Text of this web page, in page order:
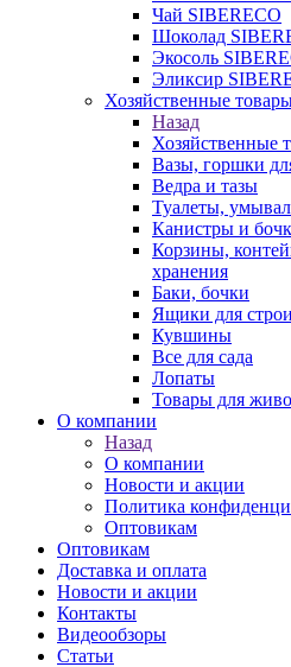
Чай SIBERECO
Шоколад
Экосоль
Эликсир
Хозяйственные
Назад
Хозяйственные
Вазы, горшки
Ведра и тазы
Туалеты,
Канистры и
Корзины,
хранения
Баки, бочки
Ящики для
Кувшины
Все для сада
Лопаты
Товары для
О компании
Назад
О компании
Новости и акции
Политика
Оптовикам
Оптовикам
Доставка и оплата
Новости и акции
Контакты
Видеообзоры
Статьи